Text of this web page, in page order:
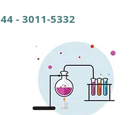
44 - 3011-5332